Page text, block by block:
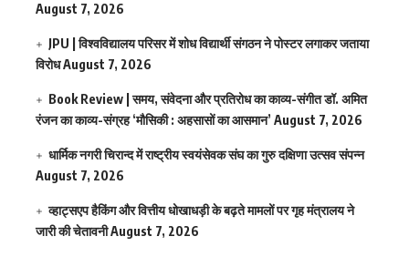
August 7, 2026
JPU | विश्वविद्यालय परिसर में शोध विद्यार्थी संगठन ने पोस्टर लगाकर जताया
विरोधAugust 7, 2026
Book Review | समय, संवेदना और प्रतिरोध का काव्य-संगीत डॉ. अमित
रंजन का काव्य-संग्रह ‘मौसिकी : अहसासों का आसमान’ August 7, 2026
धार्मिक नगरी चिरान्द में राष्ट्रीय स्वयंसेवक संघ का गुरु दक्षिणा उत्सव संपन्न
August 7, 2026
व्हाट्सएप हैकिंग और वित्तीय धोखाधड़ी के बढ़ते मामलों पर गृह मंत्रालय ने
जारी की चेतावनीAugust 7, 2026